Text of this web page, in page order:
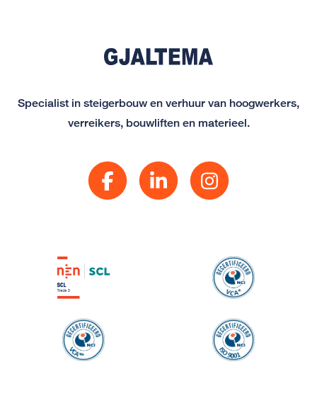
Specialist in steigerbouw en verhuur van hoogwerkers,
verreikers, bouwliften en materieel.